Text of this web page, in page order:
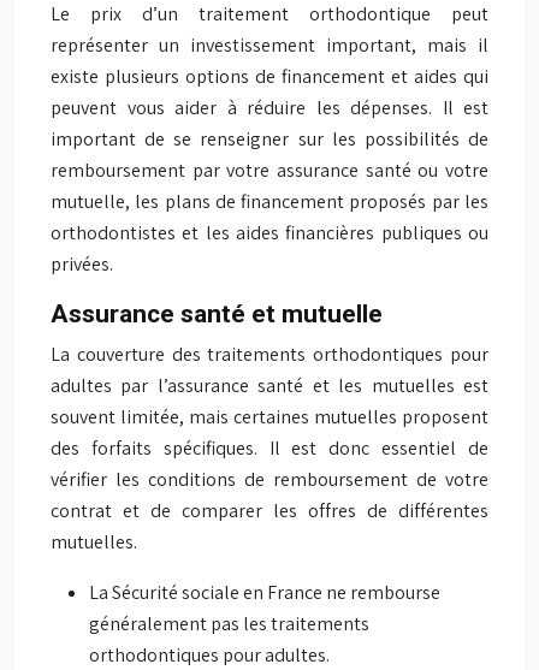
Le prix d’un traitement orthodontique peut
représenter un investissement important, mais il
existe plusieurs options de financement et aides qui
peuvent vous aider à réduire les dépenses. Il est
important de se renseigner sur les possibilités de
remboursement par votre assurance santé ou votre
mutuelle, les plans de financement proposés par les
orthodontistes et les aides financières publiques ou
privées.
Assurance santé et mutuelle
La couverture des traitements orthodontiques pour
adultes par l’assurance santé et les mutuelles est
souvent limitée, mais certaines mutuelles proposent
des forfaits spécifiques. Il est donc essentiel de
vérifier les conditions de remboursement de votre
contrat et de comparer les offres de différentes
mutuelles.
La Sécurité sociale en France ne rembourse
généralement pas les traitements
orthodontiques pour adultes.